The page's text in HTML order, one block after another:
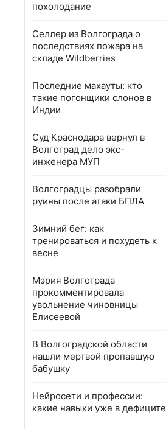
похолодание
Селлер из Волгограда о
последствиях пожара на
складе Wildberries
Последние махауты: кто
такие погонщики слонов в
Индии
Суд Краснодара вернул в
Волгоград дело экс-
инженера МУП
Волгоградцы разобрали
руины после атаки БПЛА
Зимний бег: как
тренироваться и похудеть к
весне
Мэрия Волгограда
прокомментировала
увольнение чиновницы
Елисеевой
В Волгоградской области
нашли мертвой пропавшую
бабушку
Нейросети и профессии:
какие навыки уже в дефиците